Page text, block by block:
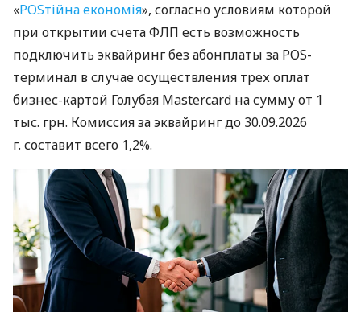
«POSтійна економія», согласно условиям которой
при открытии счета ФЛП есть возможность
подключить эквайринг без абонплаты за POS-
терминал в случае осуществления трех оплат
бизнес-картой Голубая Mastercard на сумму от 1
тыс. грн. Комиссия за эквайринг до 30.09.2026
г. составит всего 1,2%.